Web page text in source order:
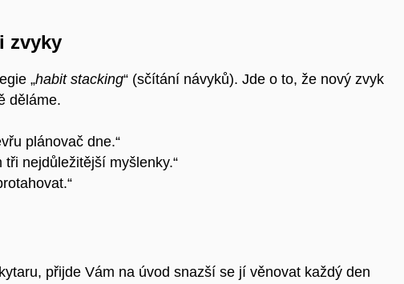
zvyky
„habit stacking“ (sčítání návyků). Jde o to, že nový zvyk
děláme.
plánovač dne.“
nejdůležitější myšlenky.“
přijde Vám na úvod snazší se jí věnovat každý den